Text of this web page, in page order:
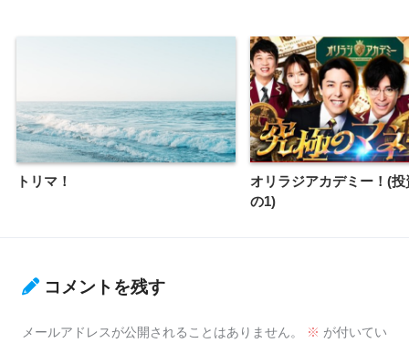
トリマ！
オリラジアカデミー！(
の1)
コメントを残す
メールアドレスが公開されることはありません。 ※ が付いてい